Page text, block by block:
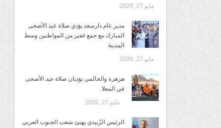
مايو 27, 2026
مدير عام دارسعد يؤدي صلاة عيد الأضحى
المبارك مع جمع غفير من المواطنين وسط
المدينة
مايو 27, 2026
هرهرة والحالمي يؤديان صلاة عيد الأضحى
في المعلا
مايو 27, 2026
الرئيس الزُبيدي يهنئ شعب الجنوب العربي